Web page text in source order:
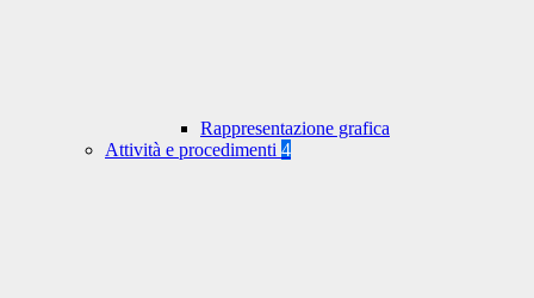
Rappresentazione grafica
Attività e procedimenti 4